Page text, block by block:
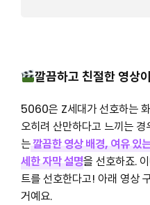
깔끔하고 친절한 영상
5060은 Z세대가 선호하는
오히려 산만하다고 느끼는
는깔끔한 영상 배경, 여유 있
세한 자막 설명을 선호하죠.
트를 선호한다고! 아래 영상
거예요.